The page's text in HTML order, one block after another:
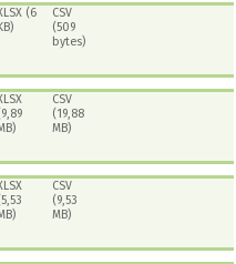
(6
KB)
CSV
(509
bytes)
CSV
(19,88
MB)
CSV
(9,53
MB)